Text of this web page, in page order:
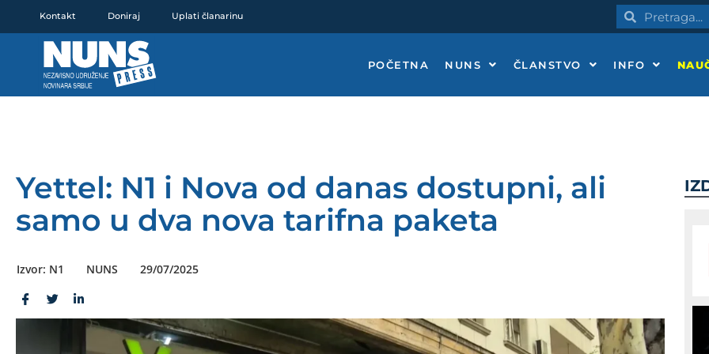
Kontakt Doniraj Uplati članarinu PretragaPretraga
POČETNA NUNS ČLANSTVO INFO
Yettel: N1 i Nova od danas dostupni, ali
samo u dva nova tarifna paketa
Izvor: N1 NUNS 29/07/2025